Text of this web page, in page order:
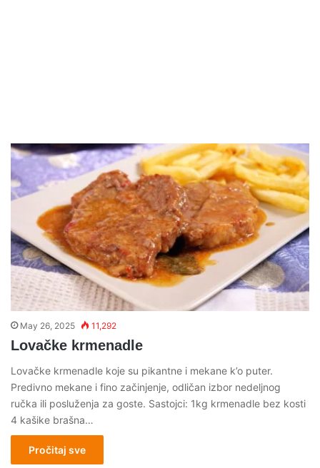
May 26, 2025 11,292
Lovačke krmenadle
Lovačke krmenadle koje su pikantne i mekane k’o puter.
Predivno mekane i fino začinjenje, odličan izbor nedeljnog
ručka ili posluženja za goste. Sastojci: 1kg krmenadle bez kosti
4 kašike brašna…
Pročitaj sve